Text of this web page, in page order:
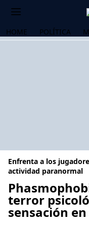
HOME POLÍTICA
Enfrenta a los
actividad paranormal
terror
sensación